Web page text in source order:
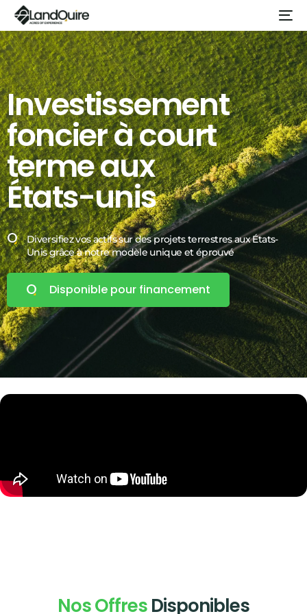
Investissement
foncieràcourt
termeaux
États-unis
Diversifiez vos actifs sur des projets terrestres aux États-
Unis grâce à notre modèle unique et éprouvé
Disponible pour financement
Nos OffresDisponibles